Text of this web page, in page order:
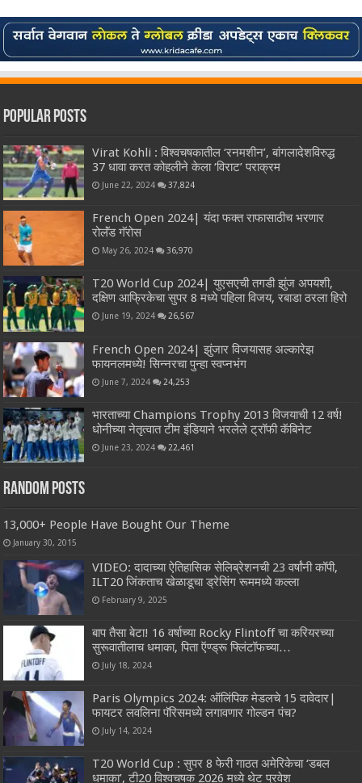
Popular Posts
Virat Kohli : विश्वचषकातील ‘रनमशीन’, बांगलादेशविरुद्ध
37 धावा करत कोहलीने केला ‘विराट’ पराक्रम
June 22, 2024 37,824
French Open 2024| यंदा फक्त राफासाठीच भरणार
रोलॅंड गॅरोस
May 26, 2024 36,970
T20 World Cup 2024| युएसएची तगडी झुंज अपयशी,
दक्षिण आफ्रिकेचा सुपर 8 मध्ये पहिला विजय, रबाडा ठरला हिरो
June 19, 2024 26,567
French Open 2024| झुंजार विजयासह अल्कारेझ
फायनलमध्ये! सिन्नरचा पुन्हा स्वप्नभंग
June 7, 2024 24,253
भारताच्या Champions Trophy 2013 विजयाची 12 वर्ष!
धोनीच्या नेतृत्वात टीम इंडियाने भरलेले ट्रॉफी कॅबिनेट
June 23, 2024 22,461
Random Posts
13,000+ People Have Bought Our Theme
January 30, 2015
VIDEO: दादाच्या ऐतिहासिक सेलिब्रेशनची 23 वर्षांनी कॉपी,
ILT20 जिंकताच खेळाडूचा ड्रेसिंग रूममध्ये कल्ला
February 9, 2025
बाप तैसा बेटा! 16 वर्षाच्या Rocky Flintoff चा करियरच्या
सुरूवातीलाच धमाका, पिता ऍण्ड्रू फ्लिंटॉफच्या…
July 18, 2024
Paris Olympics 2024: ऑलिंपिक मेडलचे 15 दावेदार|
फायटर लवलिना पॅरिसमध्ये लगावणार गोल्डन पंच?
July 14, 2024
T20 World Cup : सुपर 8 फेरी गाठत अमेरिकेचा ‘डबल
धमाका’, टी20 विश्वचषक 2026 मध्ये थेट प्रवेश